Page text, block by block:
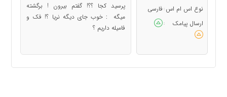
نوع اس ام اس : فارسی
ارسال پیامک
:
پرسید کجا ؟؟! گفتم بیرون ! برگشته
میگه : خوب جای دیگه نریا ؟! فک و
فامیله داریم ؟